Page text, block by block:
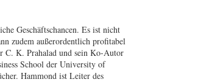
Geschäftschancen. Es ist nicht
zudem außerordentlich profitabel
C. K. Prahalad und sein Ko-Autor
School der University of
Hammond ist Leiter des